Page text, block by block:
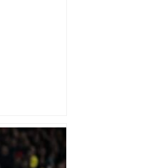
a une
–